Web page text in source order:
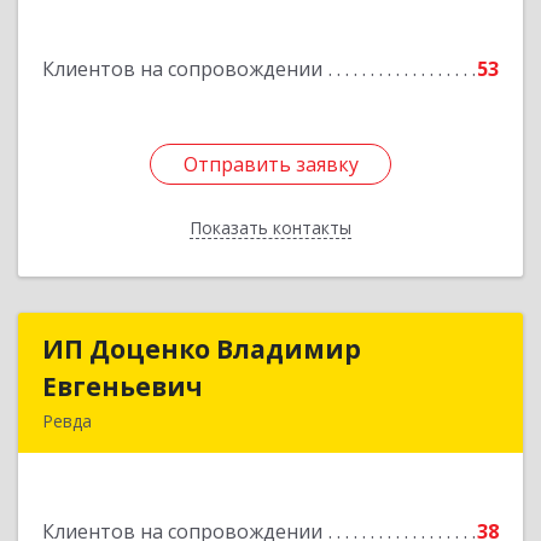
Клиентов на сопровождении 53
Отправить заявку
Показать контакты
Отправить заявку
Назад
ИП Доценко Владимир
Евгеньевич
Ревда
Клиентов на сопровождении
38
ИП Доценко Владимир
Подробнее